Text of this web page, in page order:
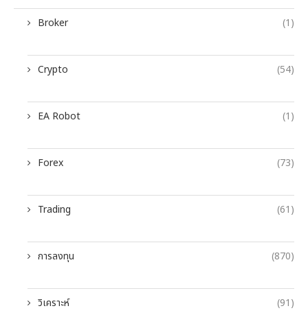
Broker (1)
Crypto (54)
EA Robot (1)
Forex (73)
Trading (61)
การลงทุน (870)
วิเคราะห์ (91)